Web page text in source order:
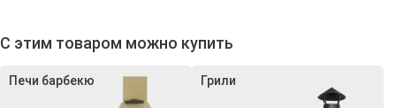
С этим товаром можно купить
Печи барбекю Грили